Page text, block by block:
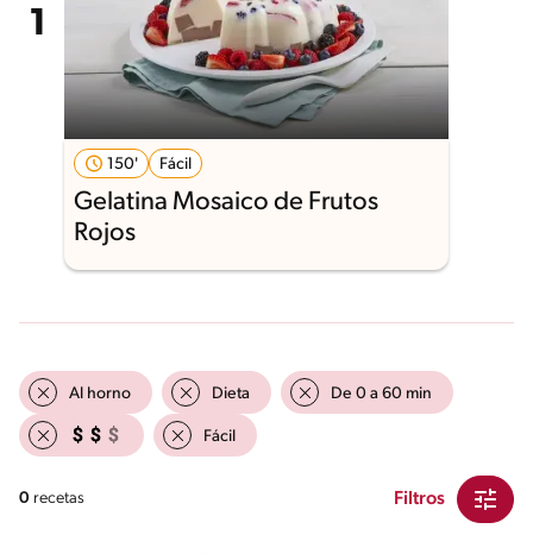
150' Fácil
Gelatina Mosaico de Frutos
Rojos
Al horno Dieta De 0 a 60 min
Fácil
0 recetas Filtros